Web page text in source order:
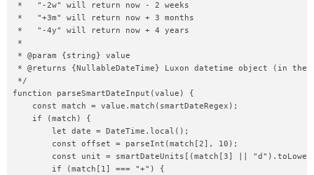
*   "-2w" will return now - 2 weeks
*   "+3m" will return now + 3 months
*   "-4y" will return now + 4 years
*
* @param {string} value
* @returns {NullableDateTime} Luxon datetime object (in
*/
function parseSmartDateInput(value) {
    const match = value.match(smartDateRegex);
    if (match) {
        let date = DateTime.local();
        const offset = parseInt(match[2], 10);
const unit = smartDateUnits[(match[3] ||
        if (match[1] === "+") {